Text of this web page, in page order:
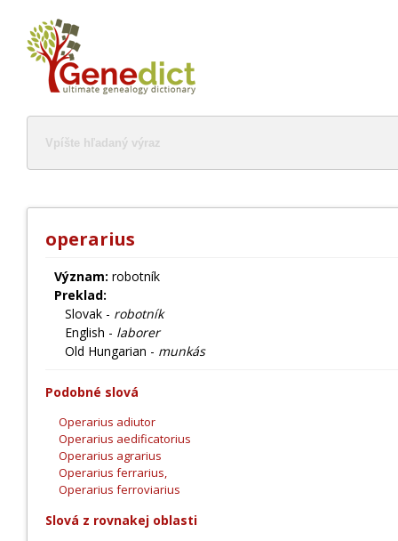
operarius
Význam: robotník
Preklad:
Slovak - robotník
English - laborer
Old Hungarian - munkás
Podobné slová
Operarius adiutor
Operarius aedificatorius
Operarius agrarius
Operarius ferrarius,
Operarius ferroviarius
Slová z rovnakej oblasti